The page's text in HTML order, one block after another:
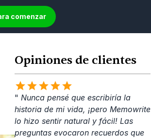
comenzar
Opiniones de clientes
" Nunca pensé que escribiría la
historia de mi vida, ¡pero Memowrite
lo hizo sentir natural y fácil! Las
preguntas evocaron recuerdos que